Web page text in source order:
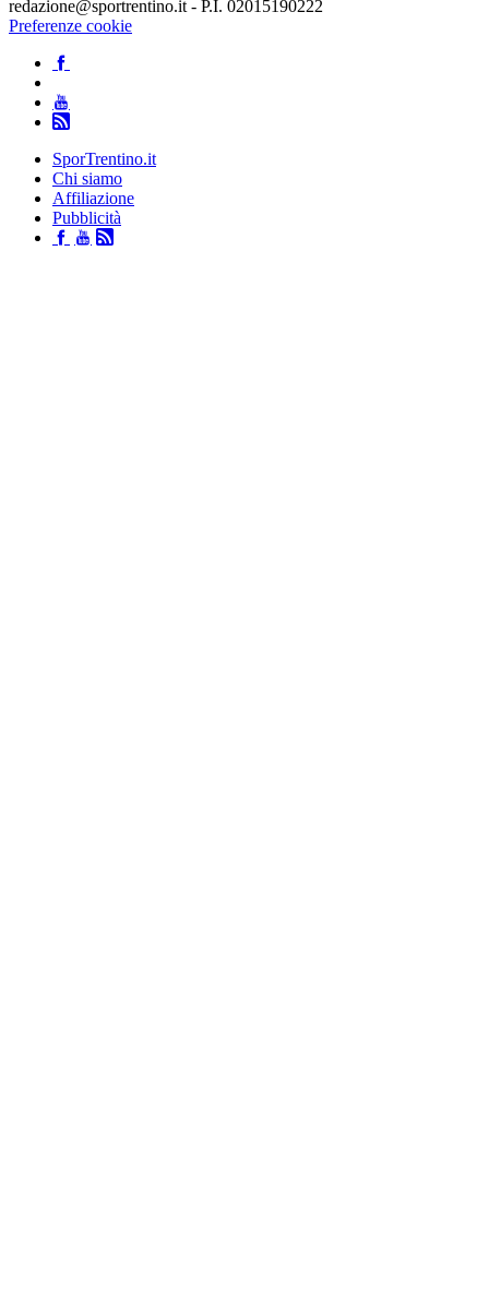
redazione@sportrentino.it - P.I. 02015190222
Preferenze cookie
SporTrentino.it
Chi siamo
Affiliazione
Pubblicità